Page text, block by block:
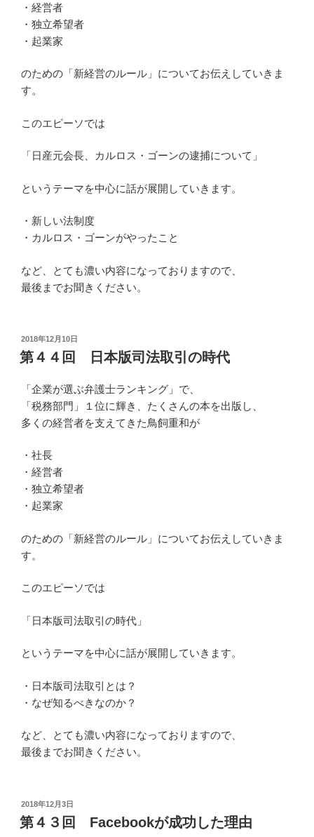
・経営者
・独立希望者
・起業家
のための「新経営のルール」についてお伝えしていきま
す。
このエピーソでは
「日産元会長、カルロス・ゴーンの逮捕について」
というテーマを中心に話が展開していきます。
・新しい法制度
・カルロス・ゴーンがやったこと
など、とても濃い内容になっておりますので、
最後までお聞きください。
投
稿
日:
2018年12月10日
第４４回 日本版司法取引の時代
「企業が選ぶ弁護士ランキング」で、
「税務部門」１位に輝き、たくさんの本を出版し、
多くの経営者を支えてきた鳥飼重和が
・社長
・経営者
・独立希望者
・起業家
のための「新経営のルール」についてお伝えしていきま
す。
このエピーソでは
「日本版司法取引の時代」
というテーマを中心に話が展開していきます。
・日本版司法取引とは？
・なぜ知るべきなのか？
など、とても濃い内容になっておりますので、
最後までお聞きください。
投
稿
日:
2018年12月3日
第４３回 Facebookが成功した理由